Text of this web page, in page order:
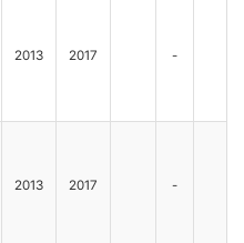
2013 2017 -
2013 2017 -